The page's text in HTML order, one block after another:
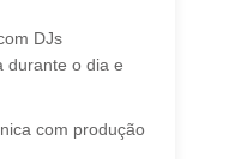
DJs
durante o dia e
com produção